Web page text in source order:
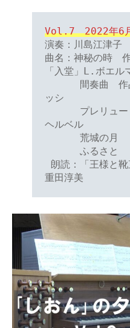
Vol.7　2022年6
演奏：川島江津子
曲名：神秘の時　
「入堂」L.ボエル
ッシ
ヘルベル
重田淳美